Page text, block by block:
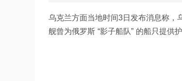
乌克兰方面当地时间3日发布消息称，
舰曾为俄罗斯 “影子船队” 的船只提供